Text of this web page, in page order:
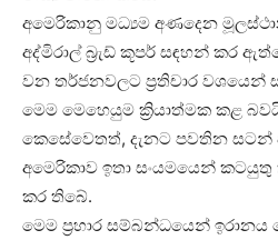
අමෙරිකානු මධ්‍යම අණදෙන
අද්මිරාල් බ්‍රැඩ් කූපර් සඳහන් කර
වන තර්ජනවලට ප්‍රතිචාර වශයෙන්
මෙම මෙහෙයුම ක්‍රියාත්මක කළ
කෙසේවෙතත්, දැනට පවතින
අමෙරිකාව ඉතා සංයමයෙන්
කර තිබේ.
මෙම ප්‍රහාර සම්බන්ධයෙන් ඉරානය